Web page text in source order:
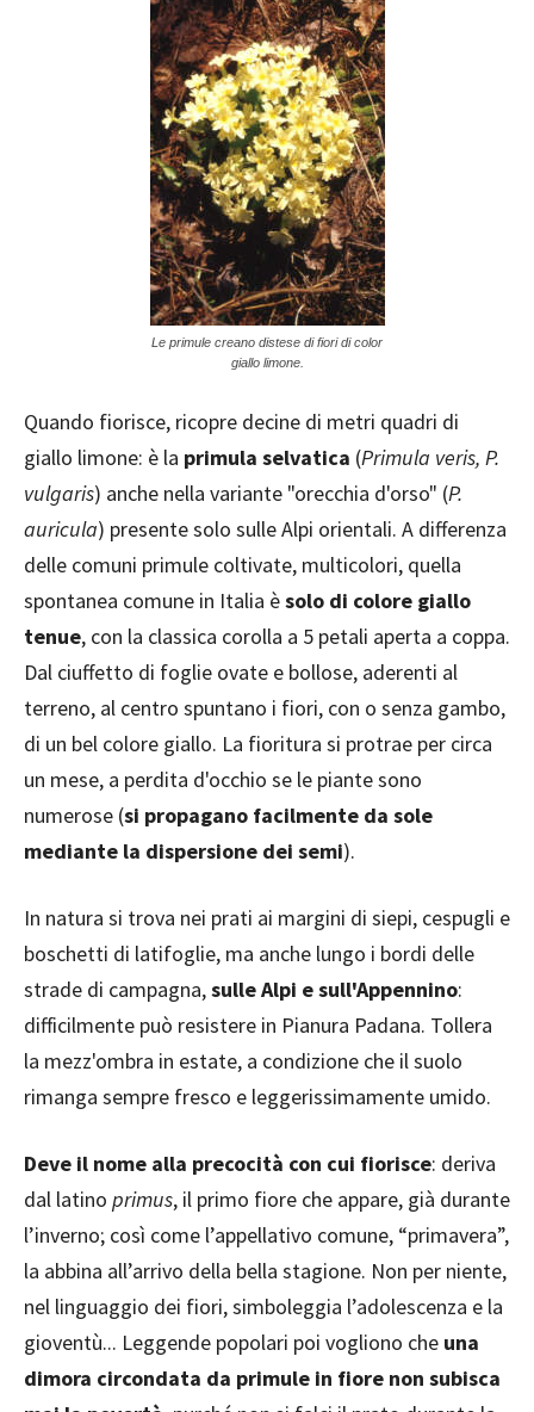
Le primule creano distese di fiori di color
giallo limone.
Quando fiorisce, ricopre decine di metri quadri di
giallo limone: è la primula selvatica (Primula veris, P.
vulgaris) anche nella variante "orecchia d'orso" (P.
auricula) presente solo sulle Alpi orientali. A differenza
delle comuni primule coltivate, multicolori, quella
spontanea comune in Italia èsolo di colore giallo
tenue, con la classica corolla a 5 petali aperta a coppa.
Dal ciuffetto di foglie ovate e bollose, aderenti al
terreno, al centro spuntano i fiori, con o senza gambo,
di un bel colore giallo. La fioritura si protrae per circa
un mese, a perdita d'occhio se le piante sono
numerose (si propagano facilmente da sole
mediante la dispersione dei semi).
In natura si trova nei prati ai margini di siepi, cespugli e
boschetti di latifoglie, ma anche lungo i bordi delle
strade di campagna,sulle Alpi e sull'Appennino:
difficilmente può resistere in Pianura Padana. Tollera
la mezz'ombra in estate, a condizione che il suolo
rimanga sempre fresco e leggerissimamente umido.
Deve il nome alla precocità con cui fiorisce: deriva
dal latino primus, il primo fiore che appare, già durante
l’inverno; così come l’appellativo comune, “primavera”,
la abbina all’arrivo della bella stagione. Non per niente,
nel linguaggio dei fiori, simboleggia l’adolescenza e la
gioventù... Leggende popolari poi vogliono che una
dimora circondata da primule in fiore non subisca